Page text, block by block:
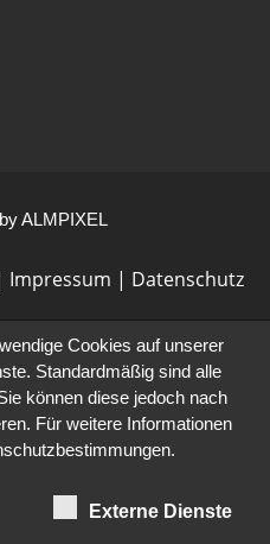
ALMPIXEL
Impressum | Datenschutz
Cookies auf unserer
Standardmäßig sind alle
können diese jedoch nach
Für weitere Informationen
Externe Dienste